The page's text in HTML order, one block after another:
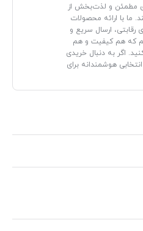
مطمئن و لذت‌بخش از
ما با ارائه محصولات
رقابتی، ارسال سریع و
که هم کیفیت و هم
اگر به دنبال خریدی
هوشمندانه برای